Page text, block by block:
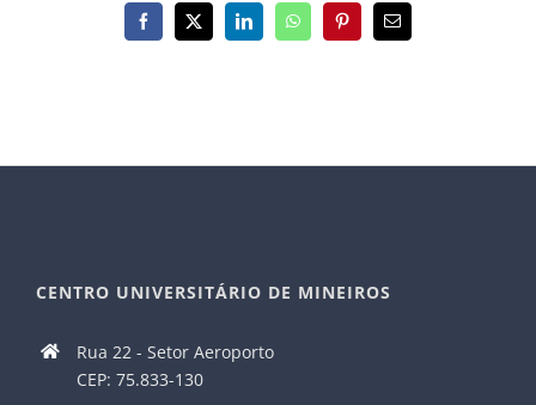
Facebook
X LinkedInWhatsAppPinterest
E-
mail
CENTRO UNIVERSITÁRIO DE MINEIROS
Rua 22 - Setor Aeroporto
CEP: 75.833-130